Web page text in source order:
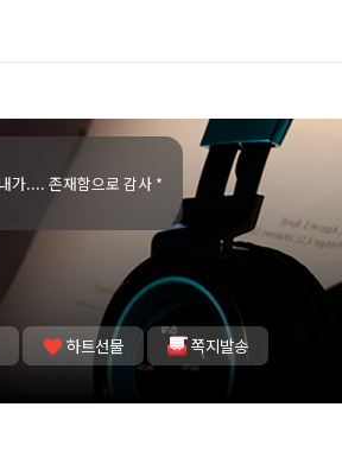
하트선물 쪽지발송